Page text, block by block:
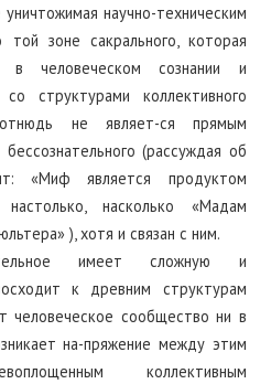
научно-техническим
зоне сакрального, которая
в человеческом сознании и
структурами коллективного
не являет-ся прямым
(рассуждая об
«Миф является продуктом
настолько, насколько «Мадам
), хотя и связан с ним.
имеет сложную и
к древним структурам
человеческое сообщество ни в
на-пряжение между этим
коллективным